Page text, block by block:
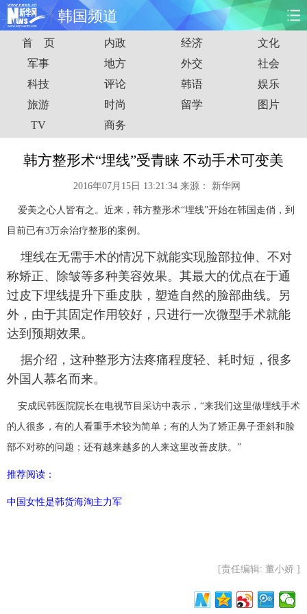
韩国频道
首页 时政 国际 财经
娱乐 体育 人事 教育
时尚 思客
港澳 台湾 华人 汽车
能源 房产
图片 视频
旅游 健康 信息化 数据
金融 公益 军事 无人机
富媒体
新华电视中文 新华电视英文 返回PC
首 页 内政 经济
文化
军事
地方 外交
社会
科技
评论 韩语
娱乐
旅游
时尚 留学
图片
TV
商务
韩方整形术“埋线”受青睐 不动手术可变美
2016年07月15日 13:21:34 来源： 新华网
爱美之心人皆有之。近来，韩方整形术“埋线”开始在韩国走俏，到
目前已有3万余治疗整形的案例。
埋线在无需手术的情况下就能实现脸部拉伸、不对
称矫正、除皱等多种美容效果。其最大的优点在于通
过皮下埋线提升下垂皮肤，塑造自然的脸部曲线。另
外，由于其固定作用较好，只进行一次微型手术就能
达到预期效果。
据介绍，这种整形方法疼痛程度轻、耗时短，很多
外国人慕名而来。
安成民韩医院院长在电视节目采访中表示，“来我们这里做埋线手术
的人很多，有的人看重手术较为简单；有的人为了矫正鼻子歪斜和脸
部不对称的问题；还有越来越多的人来这里改善皮肤。”
推荐阅读：
中国女性是韩货海淘主力军
[责任编辑: 董小娇 ]